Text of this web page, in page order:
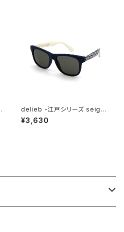
delieb -江戸シリーズ seigai
ha ULURU Navy/Smoke-
KIDSsize
¥3,630